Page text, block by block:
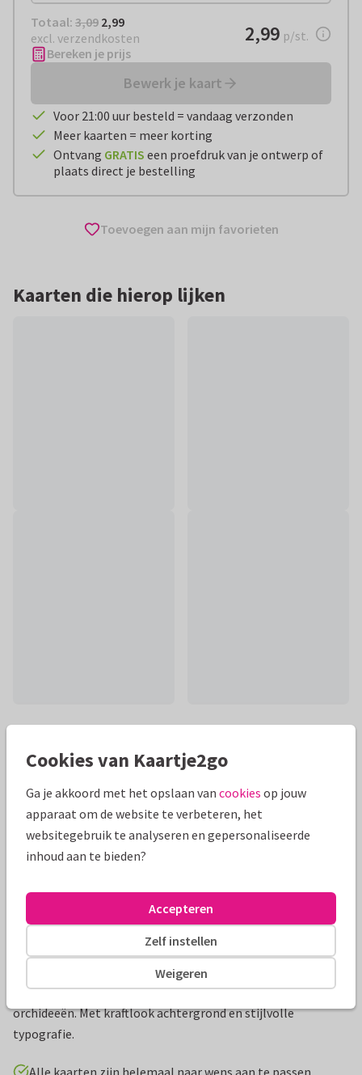
Totaal: € 2,99
Totaal: 3,09 2,99
excl. verzendkosten
€ 2,99per stuk
2,99 p/st.
Bereken je prijs
Bewerk je kaart
Voor 21:00 uur besteld = vandaag verzonden
Meer kaarten = meer korting
Ontvang GRATIS een proefdruk van je ontwerp of
plaats direct je bestelling
Toevoegen aan mijn favorieten
Kaarten die hierop lijken
Mooie extra's bij je kaart
Productinformatie
Stijlvolle staande rouwkaart met een illustratie van witte
orchideeën. Met kraftlook achtergrond en stijlvolle
typografie.
Cookies van Kaartje2go
Ga je akkoord met het opslaan van cookies op jouw
apparaat om de website te verbeteren, het
websitegebruik te analyseren en gepersonaliseerde
inhoud aan te bieden?
Weigeren
Zelf instellen
Accepteren